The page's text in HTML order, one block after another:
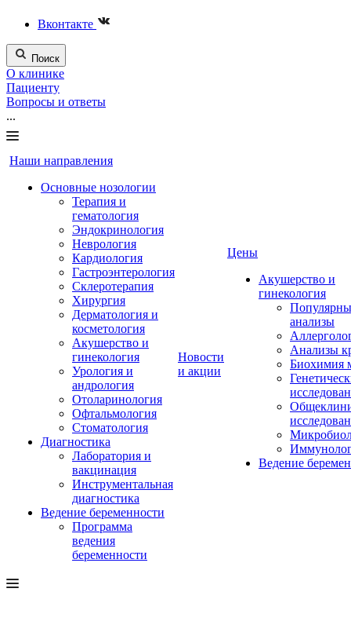
Вконтакте
Поиск
О клинике
Пациенту
Вопросы и ответы
...
Наши направления
Основные нозологии
Терапия и
гематология
Эндокринология
Неврология
Кардиология
Гастроэнтерология
Склеротерапия
Хирургия
Дерматология и
косметология
Акушерство и
гинекология
Урология и
андрология
Отоларинология
Офтальмология
Стоматология
Диагностика
Лаборатория и
вакцинация
Инструментальная
диагностика
Ведение беременности
Программа
ведения
беременности
Новости
и акции
Цены
Акушерство и
гинекология
анализы
Анализы
Биохимия
Ведение